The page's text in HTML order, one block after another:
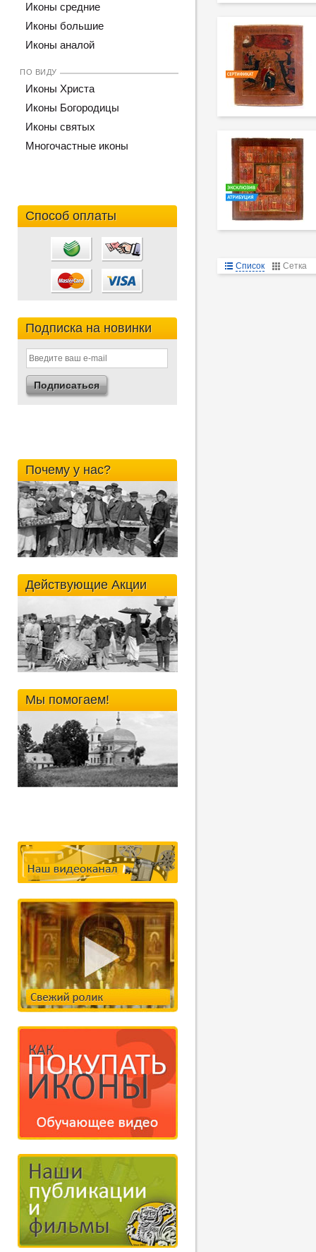
Иконы средние
Иконы большие
Иконы аналой
ПО ВИДУ
Иконы Христа
Иконы Богородицы
Иконы святых
Многочастные иконы
Способ оплаты
Подписка на новинки
Почему у нас?
Действующие Акции
Мы помогаем!
Список Сетка